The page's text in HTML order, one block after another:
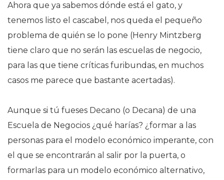
Ahora que ya sabemos dónde está el gato, y
tenemos listo el cascabel, nos queda el pequeño
problema de quién se lo pone (Henry Mintzberg
tiene claro que no serán las escuelas de negocio,
para las que tiene críticas furibundas, en muchos
casos me parece que bastante acertadas).
Aunque si tú fueses Decano (o Decana) de una
Escuela de Negocios ¿qué harías? ¿formar a las
personas para el modelo económico imperante, con
el que se encontrarán al salir por la puerta, o
formarlas para un modelo económico alternativo,